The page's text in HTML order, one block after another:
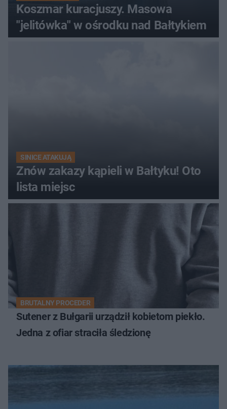
Koszmar kuracjuszy. Masowa
"jelitówka" w ośrodku nad Bałtykiem
SINICE ATAKUJĄ
Znów zakazy kąpieli w Bałtyku! Oto
lista miejsc
BRUTALNY PROCEDER
Sutener z Bułgarii urządził kobietom piekło.
Jedna z ofiar straciła śledzionę